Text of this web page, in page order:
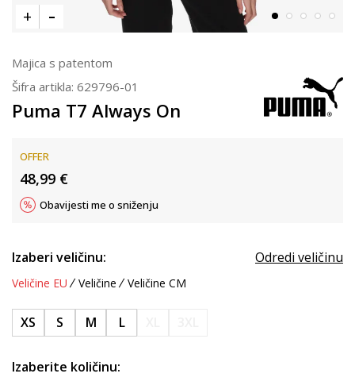
Majica s patentom
Šifra artikla: 629796-01
Puma T7 Always On
OFFER
48,99 €
Obavijesti me o sniženju
Izaberi veličinu: Odredi veličinu
Veličine EU Veličine Veličine CM
XS S M L
Izaberite količinu: